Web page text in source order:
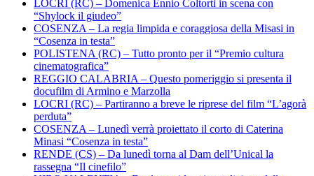
LOCRI (RC) – Domenica Ennio Coltorti in scena con
“Shylock il giudeo”
COSENZA – La regia limpida e coraggiosa della Misasi in
“Cosenza in testa”
POLISTENA (RC) – Tutto pronto per il “Premio cultura
cinematografica”
REGGIO CALABRIA – Questo pomeriggio si presenta il
docufilm di Armino e Marzolla
LOCRI (RC) – Partiranno a breve le riprese del film “L’agorà
perduta”
COSENZA – Lunedì verrà proiettato il corto di Caterina
Minasi “Cosenza in testa”
RENDE (CS) – Da lunedì torna al Dam dell’Unical la
rassegna “Il cinefilo”